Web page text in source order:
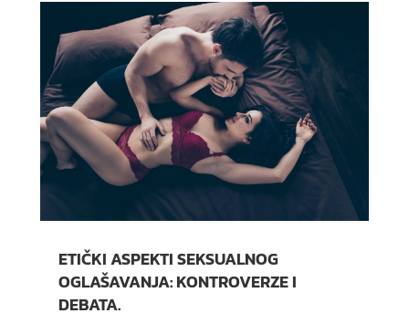
ETIČKI ASPEKTI SEKSUALNOG
OGLAŠAVANJA: KONTROVERZE I
DEBATA.